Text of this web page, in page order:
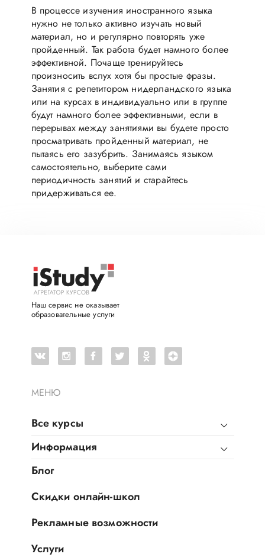
В процессе изучения иностранного языка
нужно не только активно изучать новый
материал, но и регулярно повторять уже
пройденный. Так работа будет намного более
эффективной. Почаще тренируйтесь
произносить вслух хотя бы простые фразы.
Занятия с репетитором нидерландского языка
или на курсах в индивидуально или в группе
будут намного более эффективными, если в
перерывах между занятиями вы будете просто
просматривать пройденный материал, не
пытаясь его зазубрить. Занимаясь языком
самостоятельно, выберите сами
периодичность занятий и старайтесь
придерживаться ее.
МЕНЮ
Все курсы
Информация
Блог
Скидки онлайн-школ
Рекламные возможности
Услуги
Наш сервис не оказывает
образовательные услуги